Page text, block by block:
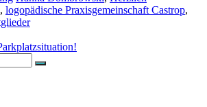
, logopädische Praxisgemeinschaft Castrop,
Suchen